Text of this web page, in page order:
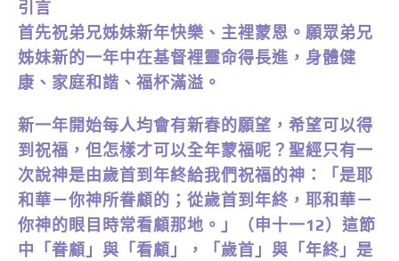
引言
首先祝弟兄姊妹新年快樂、主裡蒙恩。願眾弟兄
姊妹新的一年中在基督裡靈命得長進，身體健
康、家庭和諧、福杯滿溢。
新一年開始每人均會有新春的願望，希望可以得
到祝福，但怎樣才可以全年蒙福呢？聖經只有一
次說神是由歲首到年終給我們祝福的神：「是耶
和華－你神所眷顧的；從歲首到年終，耶和華－
你神的眼目時常看顧那地。」（申十一12）這節
中「眷顧」與「看顧」，「歲首」與「年終」是